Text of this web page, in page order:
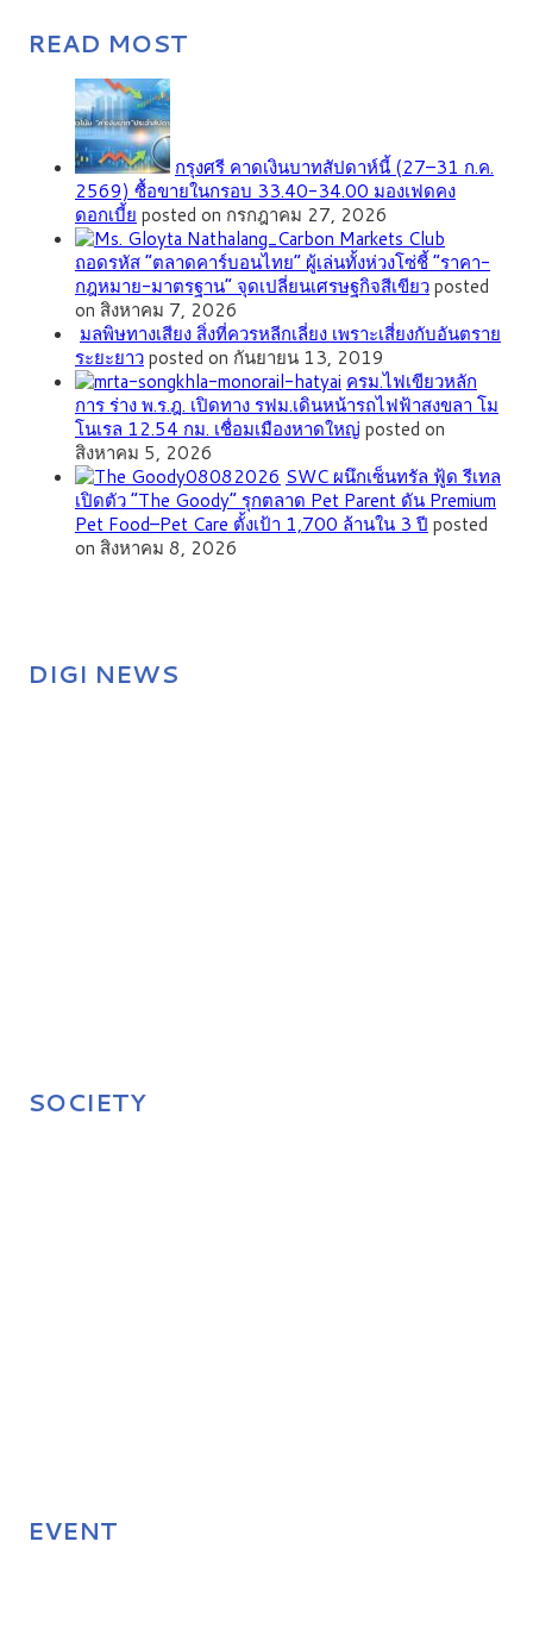
READ MOST
กรุงศรี คาดเงินบาทสัปดาห์นี้ (27–31 ก.ค.
2569) ซื้อขายในกรอบ 33.40-34.00 มองเฟดคง
ดอกเบี้ย posted on กรกฎาคม 27, 2026
ถอดรหัส “ตลาดคาร์บอนไทย” ผู้เล่นทั้งห่วงโซ่ชี้ “ราคา-
กฎหมาย-มาตรฐาน” จุดเปลี่ยนเศรษฐกิจสีเขียวposted
on สิงหาคม 7, 2026
มลพิษทางเสียง สิ่งที่ควรหลีกเลี่ยง เพราะเสี่ยงกับอันตราย
ระยะยาวposted on กันยายน 13, 2019
ครม.ไฟเขียวหลัก
การ ร่าง พ.ร.ฎ. เปิดทาง รฟม.เดินหน้ารถไฟฟ้าสงขลา โม
โนเรล 12.54 กม. เชื่อมเมืองหาดใหญ่ posted on
สิงหาคม 5, 2026
SWC ผนึกเซ็นทรัล ฟู้ด รีเทล
เปิดตัว “The Goody” รุกตลาด Pet Parent ดัน Premium
Pet Food–Pet Care ตั้งเป้า 1,700 ล้านใน 3 ปี posted
on สิงหาคม 8, 2026
DIGI NEWS
SOCIETY
EVENT